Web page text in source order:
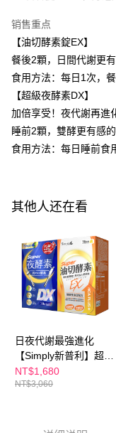
一、關於 AFTEE先享後付
1. 於付款方式選擇AFTEE
2. 進行簡訊驗證之後，即
3. 訂單確認後不需事先繳
4. 下訂完成後，您的手機
AFTEE APP推播通知。
5. 收到商品當下無需繳費
APP於四大便利商店
請留意繳費期限為 14 天
出。使用AFTEE下訂可以
商品與否，仍需要請您在
二、付款限制
1. 初次使用 AFTEE 時，
之上限額度
2. 結帳金額須大於NT$30
3. 目前僅支援台灣會員
「AFTEE先享後付」(下
所提供，並由 AFTEE 向
含但不限於訂購人姓名、
AFTEE 於本服務必要服務
ATM付款
运送方式
全家付款取貨
每笔NT$100，满
付款後全家取貨
每笔NT$100，满
每笔NT$100，满
7-11付款取貨
每笔NT$100，满
每笔NT$100，满
宅配
每笔NT$100，满
销售重点
【油切酵素錠EX】
餐後2顆，日間代謝更
食用方法：每日1次，
【超級夜酵素DX】
加倍享受！夜代謝再進
睡前2顆，雙酵更有感
食用方法：每日睡前食
其他人还在看
日夜代謝最強進化
【Simply新普利】超級
夜酵素DX 30顆(日韓雙
GABA 好睡好代謝)+油
NT$1,680
NT$3,060